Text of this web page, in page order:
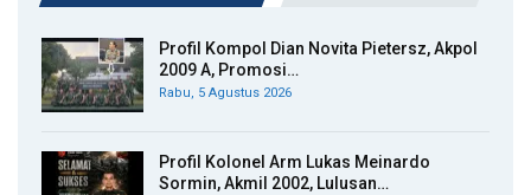
Profil Kompol Dian Novita Pietersz, Akpol
2009 A, Promosi…
Rabu, 5 Agustus 2026
Profil Kolonel Arm Lukas Meinardo
Sormin, Akmil 2002, Lulusan…